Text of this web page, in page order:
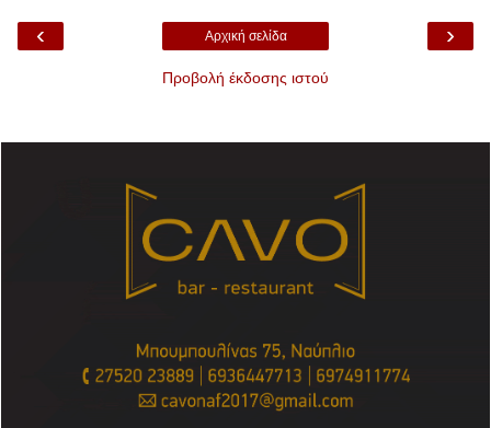
‹ ›
Αρχική σελίδα
Προβολή έκδοσης ιστού